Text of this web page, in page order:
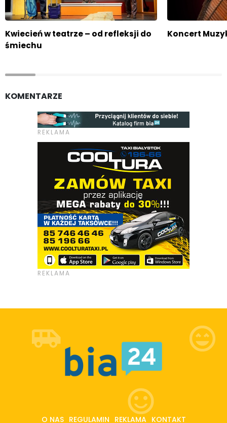
Kwiecień w teatrze – od refleksji do
śmiechu
Koncert
KOMENTARZE
O NAS REGULAMIN REKLAMA KONTAKT